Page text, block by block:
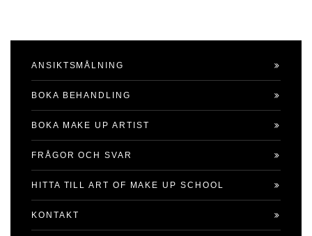
ANSIKTSMÅLNING
BOKA BEHANDLING
BOKA MAKE UP ARTIST
FRÅGOR OCH SVAR
HITTA TILL ART OF MAKE UP SCHOOL
KONTAKT